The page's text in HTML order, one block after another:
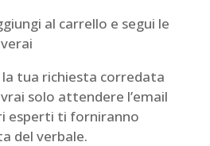
al carrello e segui le
tua richiesta corredata
solo attendere l’email
esperti ti forniranno
del verbale.